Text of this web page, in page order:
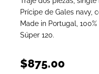
Prícipe de Gales navy,
Made in Portugal,
Súper 120.
$875.00